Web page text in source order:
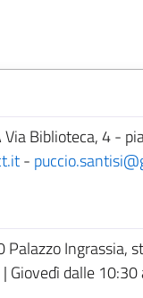
Biblioteca, 4 -
-
Ingrassia,
Giovedì dalle